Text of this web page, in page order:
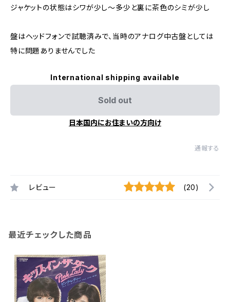
ジャケットの状態はシワが少し～多少と裏に茶色のシミが少し
盤はヘッドフォンで試聴済みで、当時のアナログ中古盤としては
特に問題ありませんでした
International shipping available
Sold out
日本国内にお住まいの方向け
通報する
レビュー (20)
最近チェックした商品